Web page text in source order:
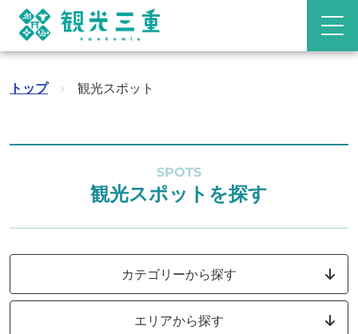
トップ › 観光スポット
SPOTS
観光スポットを探す
カテゴリーから探す
エリアから探す